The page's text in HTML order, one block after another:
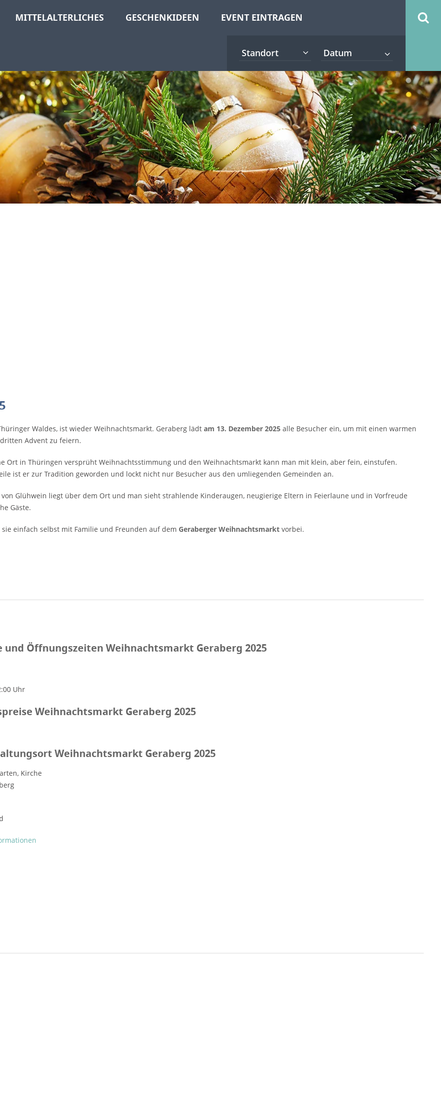
MITTELALTERLICHES GESCHENKIDEEN EVENT EINTRAGEN
Standort
Waldes, ist wieder Weihnachtsmarkt. Geraberg lädt am 13. Dezember 2025 alle Besucher ein, um mit einen warmen
Advent zu feiern.
Ort in Thüringen versprüht Weihnachtsstimmung und den Weihnachtsmarkt kann man mit klein, aber fein, einstufen.
ist er zur Tradition geworden und lockt nicht nur Besucher aus den umliegenden Gemeinden an.
von Glühwein liegt über dem Ort und man sieht strahlende Kinderaugen, neugierige Eltern in Feierlaune und in Vorfreude
Gäste.
sie einfach selbst mit Familie und Freunden auf dem Geraberger Weihnachtsmarkt vorbei.
und Öffnungszeiten Weihnachtsmarkt Geraberg 2025
Uhr
Weihnachtsmarkt Geraberg 2025
Weihnachtsmarkt Geraberg 2025
Kirche